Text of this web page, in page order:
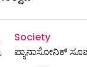
Society
ಪ್ಯಾನಾಸೋನಿಕ್